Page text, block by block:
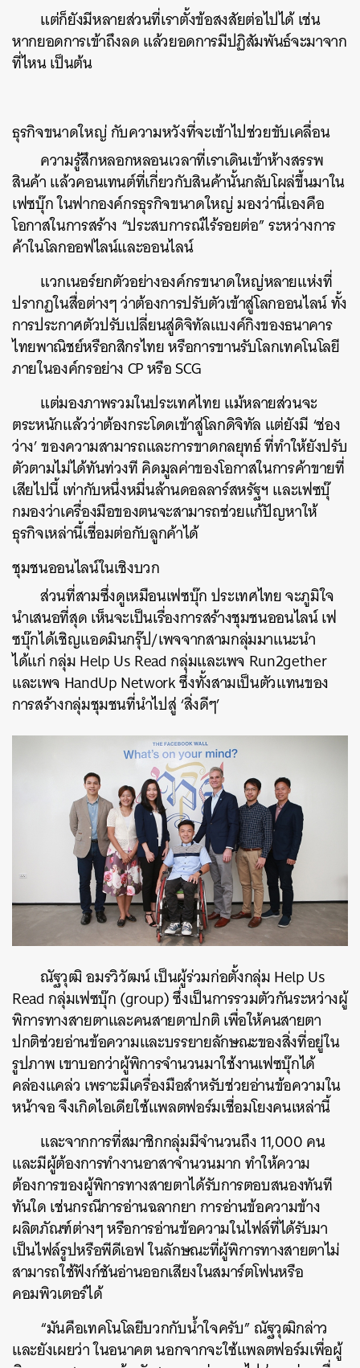
แต่ก็ยังมีหลายส่วนที่เราตั้งข้อสงสัยต่อไปได้ เช่น
หากยอดการเข้าถึงลด แล้วยอดการมีปฏิสัมพันธ์จะมาจาก
ที่ไหน เป็นต้น
ธุรกิจขนาดใหญ่ กับความหวังที่จะเข้าไปช่วยขับเคลื่อน
ความรู้สึกหลอกหลอนเวลาที่เราเดินเข้าห้างสรรพ
สินค้า แล้วคอนเทนต์ที่เกี่ยวกับสินค้านั้นกลับโผล่ขึ้นมาใน
เฟซบุ๊ก ในฟากองค์กรธุรกิจขนาดใหญ่ มองว่านี่เองคือ
โอกาสในการสร้าง “ประสบการณ์ไร้รอยต่อ” ระหว่างการ
ค้าในโลกออฟไลน์และออนไลน์
แวกเนอร์ยกตัวอย่างองค์กรขนาดใหญ่หลายแห่งที่
ปรากฏในสื่อต่างๆ ว่าต้องการปรับตัวเข้าสู่โลกออนไลน์ ทั้ง
การประกาศตัวปรับเปลี่ยนสู่ดิจิทัลแบงค์กิงของธนาคาร
ไทยพาณิชย์หรือกสิกรไทย หรือการขานรับโลกเทคโนโลยี
ภายในองค์กรอย่าง CP หรือ SCG
แต่มองภาพรวมในประเทศไทย แม้หลายส่วนจะ
ตระหนักแล้วว่าต้องกระโดดเข้าสู่โลกดิจิทัล แต่ยังมี ‘ช่อง
ว่าง’ ของความสามารถและการขาดกลยุทธ์ ที่ทำให้ยังปรับ
ตัวตามไม่ได้ทันท่วงที คิดมูลค่าของโอกาสในการค้าขายที่
เสียไปนี้ เท่ากับหนึ่งหมื่นล้านดอลลาร์สหรัฐฯ และเฟซบุ๊
กมองว่าเครื่องมือของตนจะสามารถช่วยแก้ปัญหาให้
ธุรกิจเหล่านี้เชื่อมต่อกับลูกค้าได้
ชุมชนออนไลน์ในเชิงบวก
ส่วนที่สามซึ่งดูเหมือนเฟซบุ๊ก ประเทศไทย จะภูมิใจ
นำเสนอที่สุด เห็นจะเป็นเรื่องการสร้างชุมชนออนไลน์ เฟ
ซบุ๊กได้เชิญแอดมินกรุ๊ป/เพจจากสามกลุ่มมาแนะนำ
ได้แก่ กลุ่ม Help Us Read กลุ่มและเพจ Run2gether
และเพจ HandUp Network ซึ่งทั้งสามเป็นตัวแทนของ
การสร้างกลุ่มชุมชนที่นำไปสู่ ‘สิ่งดีๆ’
ณัฐวุฒิ อมรวิวัฒน์ เป็นผู้ร่วมก่อตั้งกลุ่ม Help Us
Read กลุ่มเฟซบุ๊ก (group) ซึ่งเป็นการรวมตัวกันระหว่างผู้
พิการทางสายตาและคนสายตาปกติ เพื่อให้คนสายตา
ปกติช่วยอ่านข้อความและบรรยายลักษณะของสิ่งที่อยู่ใน
รูปภาพ เขาบอกว่าผู้พิการจำนวนมาใช้งานเฟซบุ๊กได้
คล่องแคล่ว เพราะมีเครื่องมือสำหรับช่วยอ่านข้อความใน
หน้าจอ จึงเกิดไอเดียใช้แพลตฟอร์มเชื่อมโยงคนเหล่านี้
และจากการที่สมาชิกกลุ่มมีจำนวนถึง 11,000 คน
และมีผู้ต้องการทำงานอาสาจำนวนมาก ทำให้ความ
ต้องการของผู้พิการทางสายตาได้รับการตอบสนองทันที
ทันใด เช่นกรณีการอ่านฉลากยา การอ่านข้อความข้าง
ผลิตภัณฑ์ต่างๆ หรือการอ่านข้อความในไฟล์ที่ได้รับมา
เป็นไฟล์รูปหรือพีดีเอฟ ในลักษณะที่ผู้พิการทางสายตาไม่
สามารถใช้ฟังก์ชันอ่านออกเสียงในสมาร์ตโฟนหรือ
คอมพิวเตอร์ได้
“มันคือเทคโนโลยีบวกกับน้ำใจครับ” ณัฐวุฒิกล่าว
และยังเผยว่า ในอนาคต นอกจากจะใช้แพลตฟอร์มเพื่อผู้
ค้นหา
SHARE TWEET LINE EMAIL